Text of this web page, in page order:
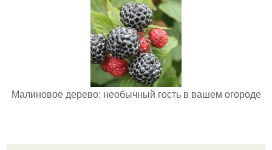
Малиновое дерево: необычный гость в вашем огороде